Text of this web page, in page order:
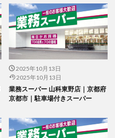
2025年10月13日
2025年10月13日
業務スーパー 山科東野店｜京都府
京都市｜駐車場付きスーパー